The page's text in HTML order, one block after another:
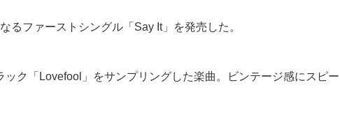
るファーストシングル「Say It」を発売した。
ック「Lovefool」をサンプリングした楽曲。ビンテージ感にスピ